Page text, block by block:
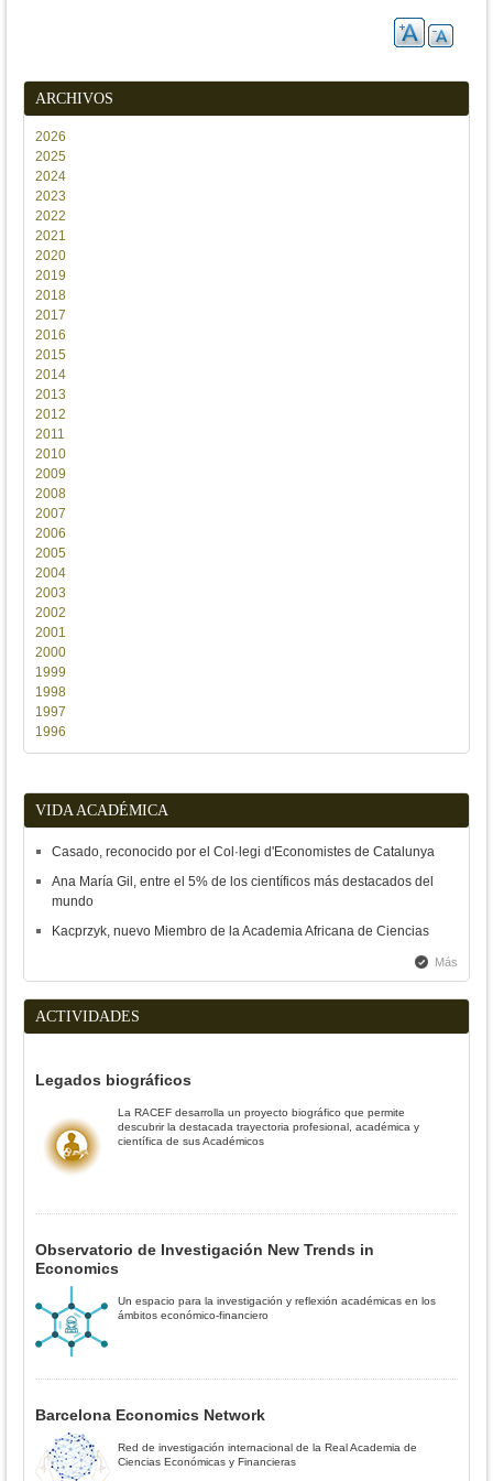
ARCHIVOS
2026
2025
2024
2023
2022
2021
2020
2019
2018
2017
2016
2015
2014
2013
2012
2011
2010
2009
2008
2007
2006
2005
2004
2003
2002
2001
2000
1999
1998
1997
1996
VIDA ACADÉMICA
Casado, reconocido por el Col·legi d'Economistes de Catalunya
Ana María Gil, entre el 5% de los científicos más destacados del
mundo
Kacprzyk, nuevo Miembro de la Academia Africana de Ciencias
Más
ACTIVIDADES
Legados biográficos
La RACEF desarrolla un proyecto biográfico que permite
descubrir la destacada trayectoria profesional, académica y
científica de sus Académicos
Observatorio de Investigación New Trends in
Economics
Un espacio para la investigación y reflexión académicas en los
ámbitos económico-financiero
Barcelona Economics Network
Red de investigación internacional de la Real Academia de
Ciencias Económicas y Financieras